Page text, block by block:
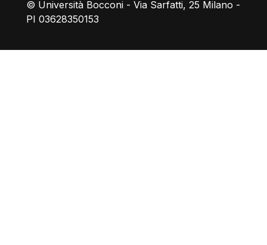
© Università Bocconi - Via Sarfatti, 25 Milano -
PI 03628350153